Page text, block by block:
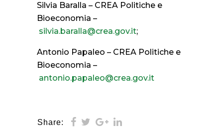
Silvia Baralla – CREA Politiche e
Bioeconomia –
silvia.baralla@crea.gov.it;
Antonio Papaleo – CREA Politiche e
Bioeconomia –
antonio.papaleo@crea.gov.it
Share: